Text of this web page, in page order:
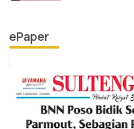
ePaper